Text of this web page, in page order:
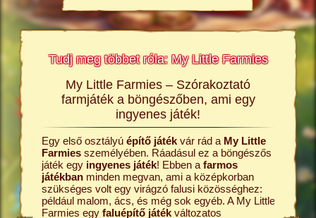
Tudj meg többet róla: My Little Farmies
és a
My Little Farmies – Szórakoztató
farmjáték a böngészőben, ami egy
ingyenes játék!
Egy első osztályú építő játékvár rád a My Little
Farmiesszemélyében. Ráadásul ez a böngészős
játék egy ingyenes játék! Ebben a farmos
játékbanminden megvan, ami a középkorban
szükséges volt egy virágzó falusi közösséghez:
például malom, ács, és még sok egyéb. A My Little
Farmies egy faluépítő játékváltozatos
A
Farmies
Ezek
kezdd
farmos